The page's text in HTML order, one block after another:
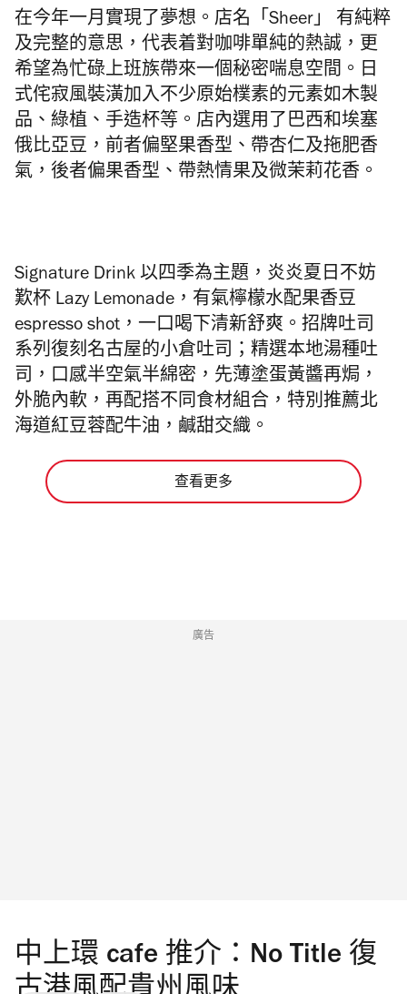
在今年一月實現了夢想。店名「Sheer」 有純粹
及完整的意思，代表着對咖啡單純的熱誠，更
希望為忙碌上班族帶來一個秘密喘息空間。日
式侘寂風裝潢加入不少原始樸素的元素如木製
品、綠植、手造杯等。店內選用了巴西和埃塞
俄比亞豆，前者偏堅果香型、帶杏仁及拖肥香
氣，後者偏果香型、帶熱情果及微茉莉花香。
Signature Drink 以四季為主題，炎炎夏日不妨
歎杯 Lazy Lemonade，有氣檸檬水配果香豆
espresso shot，一口喝下清新舒爽。招牌吐司
系列復刻名古屋的小倉吐司；精選本地湯種吐
司，口感半空氣半綿密，先薄塗蛋黃醬再焗，
外脆內軟，再配搭不同食材組合，特別推薦北
海道紅豆蓉配牛油，鹹甜交織。
查看更多
廣告
中上環 cafe 推介：No Title 復